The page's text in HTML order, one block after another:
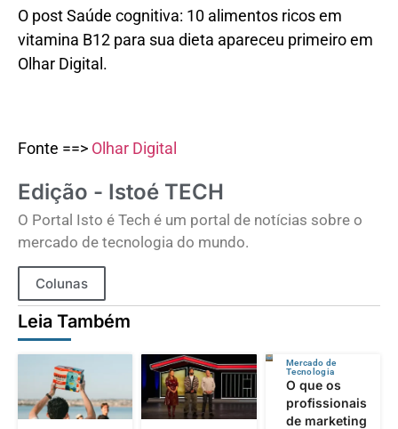
O post Saúde cognitiva: 10 alimentos ricos em
vitamina B12 para sua dieta apareceu primeiro em
Olhar Digital.
Fonte ==> Olhar Digital
Edição - Istoé TECH
O Portal Isto é Tech é um portal de notícias sobre o
mercado de tecnologia do mundo.
Colunas
Leia Também
Mercado de
Tecnologia
O que os
profissionais
de marketing